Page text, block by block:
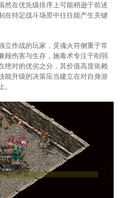
然在优先级排序上可能稍逊于前述
在特定战斗场景中往往能产生关键
立作战的玩家，灵魂火符侧重于常
顾伤害与生存，施毒术专注于削弱
绝对的优劣之分，其价值高度依赖
能升级的决策应当建立在对自身游